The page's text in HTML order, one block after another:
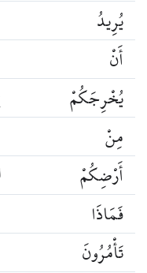
يُرِيدُ
أَنْ
يُخْرِجَكُمْ
مِنْ
أَرْضِكُمْ
فَمَاذَا
تَأْمُرُونَ